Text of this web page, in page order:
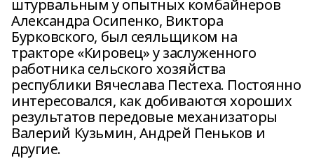
штурвальным у опытных комбайнеров
Александра Осипенко, Виктора
Бурковского, был сеяльщиком на
тракторе «Кировец» у заслуженного
работника сельского хозяйства
республики Вячеслава Пестеха. Постоянно
интересовался, как добиваются хороших
результатов передовые механизаторы
Валерий Кузьмин, Андрей Пеньков и
другие.